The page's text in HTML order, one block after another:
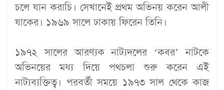
চলে যান করাচি। সেখানেই প্রথম অভিনয় করেন আলী
যাকের। ১৯৬৯ সালে ঢাকায় ফিরেন তিনি।
১৯৭২ সালের আরণ্যক নাট্যদলের ‘কবর’ নাটকে
অভিনয়ের মধ্য দিয়ে পথচলা শুরু করেন এই
নাট্যব্যক্তিত্ব। পরবর্তী সময়ে ১৯৭৩ সাল থেকে কাজ